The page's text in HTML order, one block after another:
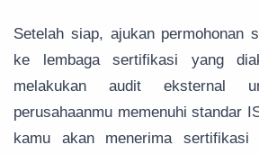
Setelah siap, ajukan permohonan
ke lembaga sertifikasi yang
melakukan audit eksternal
perusahaanmu memenuhi standar
kamu akan menerima sertifikasi